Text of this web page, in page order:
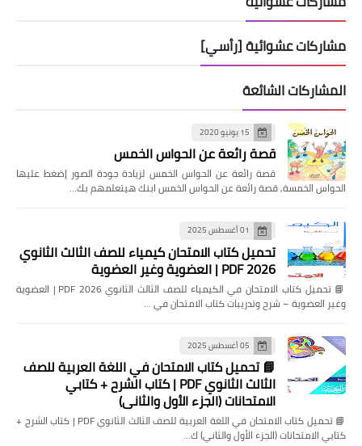
مشاركات عشوائية [رأسي]
المشاركات الشائعة
15 يونيو 2020
قصة رائعة عن الحواس الخمس
قصة رائعة عن الحواس الخمس لزيادة جودة الصور إضغط عليها
الحواس الخمسة, قصة رائعة عن الحواس الخمس ابنك هيتعلمهم بك…
01 أغسطس 2025
تحميل كتاب الامتحان كيمياء للصف الثالث الثانوي
2026 PDF | العضوية وغير العضوية
📘 تحميل كتاب الامتحان في الكيمياء للصف الثالث الثانوي 2026 PDF | العضوية
وغير العضوية – شرح وتدريبات كتاب الامتحان في …
05 أغسطس 2025
📘 تحميل كتاب الامتحان في اللغة العربية للصف
الثالث الثانوي PDF | كتاب الشرح + كتابي
الامتحانات (الجزء الأول والثاني)
📘 تحميل كتاب الامتحان في اللغة العربية للصف الثالث الثانوي PDF | كتاب الشرح +
كتابي الامتحانات (الجزء الأول والثاني) ك…